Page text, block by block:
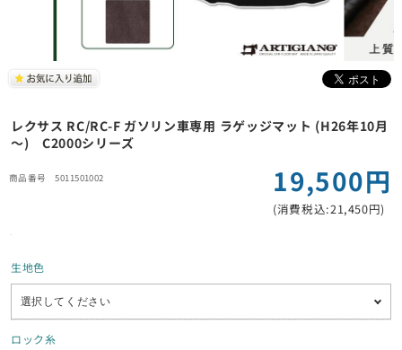
レクサス RC/RC-F ガソリン車専用 ラゲッジマット (H26年10月
～) C2000シリーズ
5011501002 19,500円
(消費税込:21,450円)
生地色
ロック糸